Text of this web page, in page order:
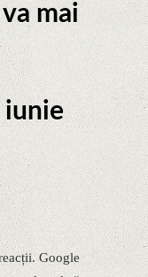
mai
iunie
Google